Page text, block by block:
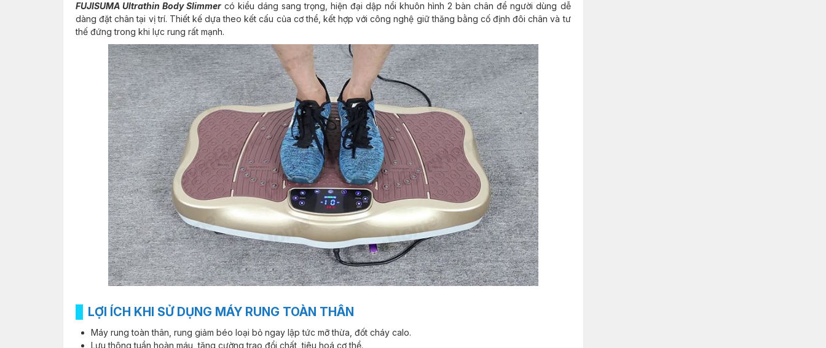
FUJISUMA Ultrathin Body Slimmer có kiểu dáng sang trọng, hiện đại dập nổi khuôn hình 2 bàn chân để người dùng dễ
dàng đặt chân tại vị trí. Thiết kế dựa theo kết cấu của cơ thể, kết hợp với công nghệ giữ thăng bằng cố định đôi chân và tư
thế đứng trong khi lực rung rất mạnh.
LỢI ÍCH KHI SỬ DỤNG MÁY RUNG TOÀN THÂN
Máy rung toàn thân, rung giảm béo loại bỏ ngay lập tức mỡ thừa, đốt cháy calo.
Lưu thông tuần hoàn máu, tăng cường trao đổi chất, tiêu hoá cơ thể.